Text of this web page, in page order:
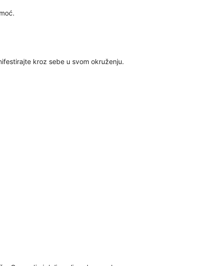
kroz sebe u svom okruženju.